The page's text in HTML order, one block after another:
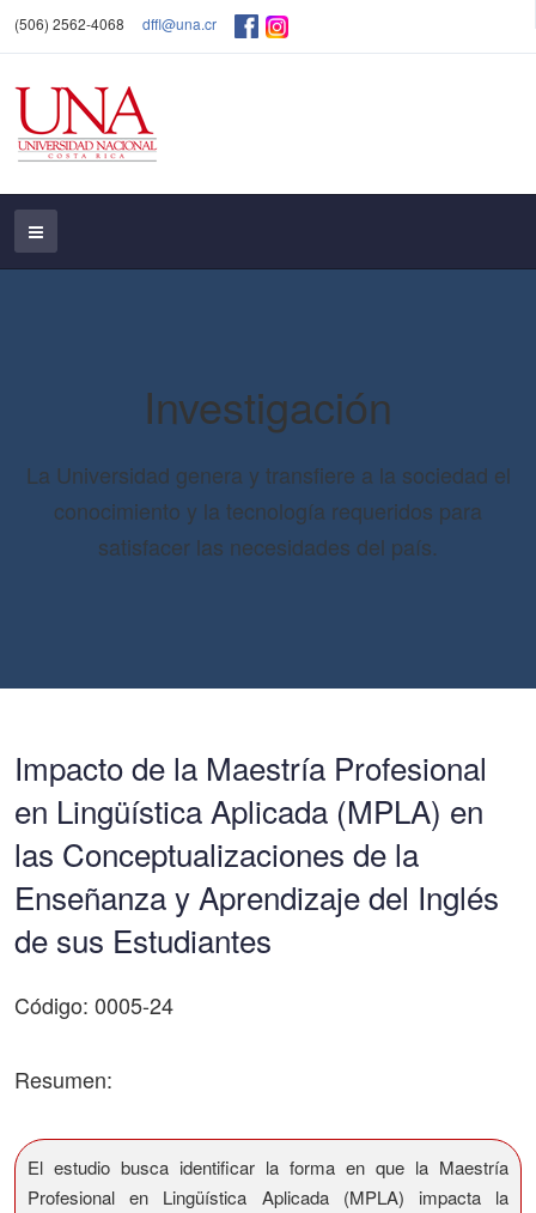
(506) 2562-4068 dffl@una.cr
Investigación
La Universidad genera y transfiere a la sociedad el
conocimiento y la tecnología requeridos para
satisfacer las necesidades del país.
Impacto de la Maestría Profesional
en Lingüística Aplicada (MPLA) en
las Conceptualizaciones de la
Enseñanza y Aprendizaje del Inglés
de sus Estudiantes
Código: 0005-24
Resumen:
El estudio busca identificar la forma en que la Maestría
Profesional en Lingüística Aplicada (MPLA) impacta la